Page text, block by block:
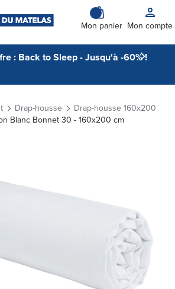
Mon panier Mon compte
: Back to Sleep - Jusqu'à -60% !
Drap-housse
Drap-housse 160x200
Blanc Bonnet 30 - 160x200 cm